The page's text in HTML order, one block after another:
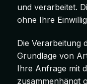
und verarbeitet.
ohne Ihre
Die Verarbeitung
Grundlage von
Ihre Anfrage mit
zusammenhängt